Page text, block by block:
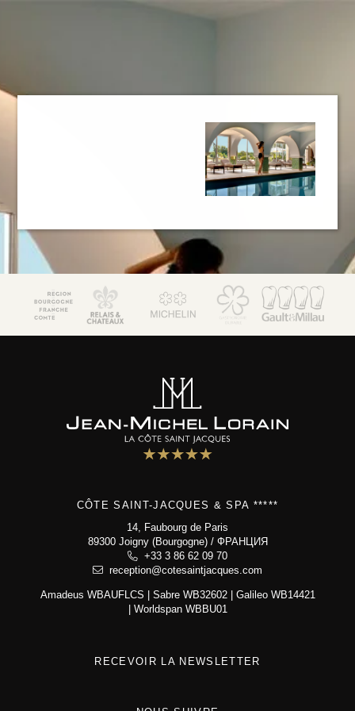
CÔTE SAINT-JACQUES & SPA *****
14, Faubourg de Paris
89300 Joigny (Bourgogne) / ФРАНЦИЯ
+33 3 86 62 09 70
reception@cotesaintjacques.com
Amadeus WBAUFLCS | Sabre WB32602 | Galileo WB14421
| Worldspan WBBU01
RECEVOIR LA NEWSLETTER
отель 5*
Семейный дом
контакт и доступ
Côte Saint-Jacques & Spa *****
14, Faubourg de Paris
+33 3 86 62 09 70
reception@cotesaintjacques.com